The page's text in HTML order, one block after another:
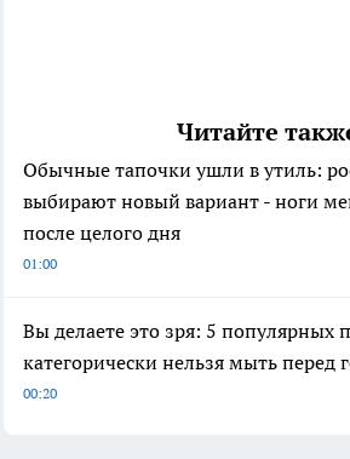
Читайте
Обычные тапочки ушли в утиль:
выбирают новый вариант - ноги
после целого дня
01:00
Вы делаете это зря: 5 популярных
категорически нельзя мыть перед
00:20